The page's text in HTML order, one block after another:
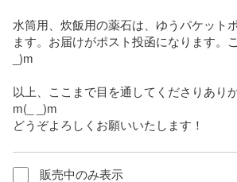
水筒用、炊飯用の薬石は、ゆうパケット
ます。お届けがポスト投函になります。
_)m
以上、ここまで目を通してくださりあり
m(_ _)m
どうぞよろしくお願いいたします！
販売中のみ表示